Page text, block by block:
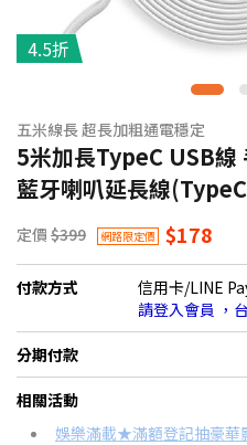
4.5折
五米線長 超長加粗通電穩定
5米加長TypeC USB
藍牙喇叭延長線
定價 $399 網路限定價 $178
付款方式
信用卡/LINE
請登入會員 ，
分期付款
＊實際可分期數、適用利率，請
信用卡分期
相關活動
娛樂滿載★滿額登記抽豪華